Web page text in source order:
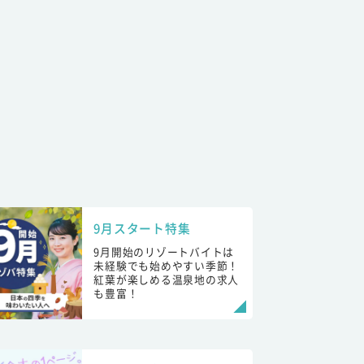
9月スタート特集
9月開始のリゾートバイトは
未経験でも始めやすい季節！
紅葉が楽しめる温泉地の求人
も豊富！